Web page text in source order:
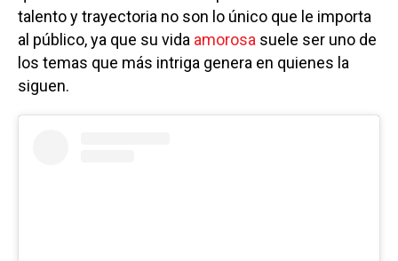
talento y trayectoria no son lo único que le importa
al público, ya que su vida amorosa suele ser uno de
los temas que más intriga genera en quienes la
siguen.